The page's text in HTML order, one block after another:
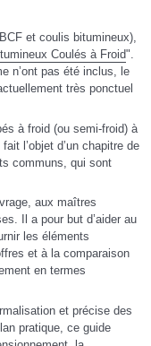
et coulis bitumineux),
Coulés à Froid".
n’ont pas été inclus, le
très ponctuel
à froid (ou semi-froid) à
l’objet d’un chapitre de
communs, qui sont
aux maîtres
Il a pour but d’aider au
les éléments
et à la comparaison
en termes
et précise des
pratique, ce guide